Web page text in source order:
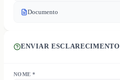
Documento
ENVIAR ESCLARECIMENTO
NOME *